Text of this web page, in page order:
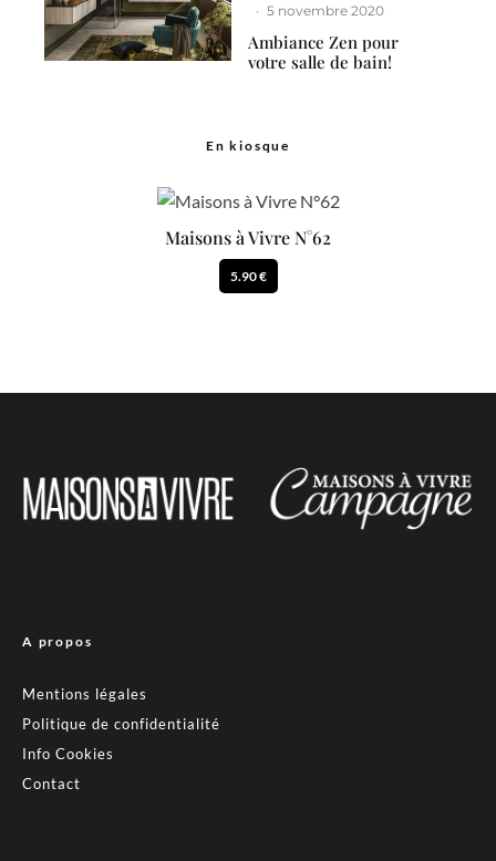
· 5 novembre 2020
Ambiance Zen pour
votre salle de bain!
En kiosque
Maisons à Vivre N°62
5.90 €
A propos
Mentions légales
Politique de confidentialité
Info Cookies
Contact